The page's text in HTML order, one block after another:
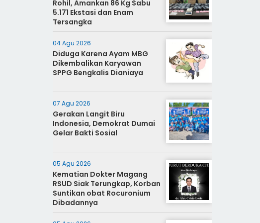
Rohil, Amankan 86 Kg Sabu
5.171 Ekstasi dan Enam
Tersangka
04 Agu 2026
Diduga Karena Ayam MBG
Dikembalikan Karyawan
SPPG Bengkalis Dianiaya
07 Agu 2026
Gerakan Langit Biru
Indonesia, Demokrat Dumai
Gelar Bakti Sosial
05 Agu 2026
Kematian Dokter Magang
RSUD Siak Terungkap, Korban
Suntikan obat Rocuronium
Dibadannya